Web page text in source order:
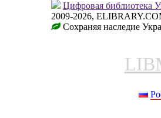
Цифровая библиотека
2009-2026,
Сохраняя наследие